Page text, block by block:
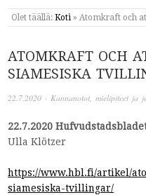
Olet täällä: Koti » Atomkraft och
ATOMKRAFT OCH
SIAMESISKA
22.7.2020 ·Kannanotot, mielipiteet ja
22.7.2020
Ulla Klötzer
https://www.hbl.fi/artikel/
siamesiska-tvillingar/